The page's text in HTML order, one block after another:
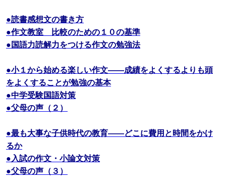
●読書感想文の書き方
●作文教室 比較のための１０の基準
●国語力読解力をつける作文の勉強法
●小１から始める楽しい作文――成績をよくするよりも頭
をよくすることが勉強の基本
●中学受験国語対策
●父母の声（２）
●最も大事な子供時代の教育――どこに費用と時間をかけ
るか
●入試の作文・小論文対策
●父母の声（３）